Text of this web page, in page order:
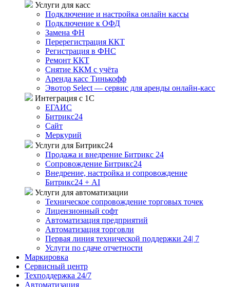
Услуги для касс
Подключение и настройка онлайн кассы
Подключение к ОФД
Замена ФН
Перерегистрация ККТ
Регистрация в ФНС
Ремонт ККТ
Снятие ККМ с учёта
Аренда касс Тинькофф
Эвотор Select — сервис для аренды онлайн-касс
Интеграция с 1С
ЕГАИС
Битрикс24
Сайт
Меркурий
Услуги для Битрикс24
Продажа и внедрение Битрикс 24
Сопровождение Битрикс24
Внедрение, настройка и сопровождение
Битрикс24 + AI
Услуги для автоматизации
Техническое сопровождение торговых точек
Лицензионный софт
Автоматизация предприятий
Автоматизация торговли
Первая линия технической поддержки 24| 7
Услуги по сдаче отчетности
Маркировка
Сервисный центр
Техподдержка 24/7
Автоматизация